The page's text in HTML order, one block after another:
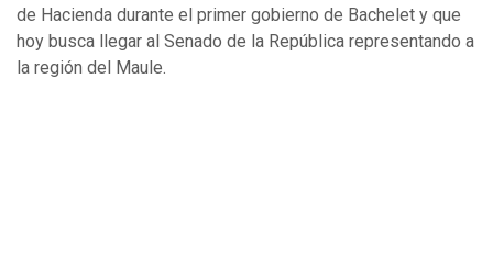
de Hacienda durante el primer gobierno de Bachelet y que
hoy busca llegar al Senado de la República representando a
la región del Maule.